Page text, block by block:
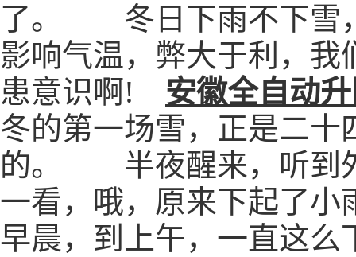
了。 冬日下雨不下雪
影响气温，弊大于利，我
患意识啊! 安徽全自动
冬的第一场雪，正是二
的。 半夜醒来，听到
一看，哦，原来下起了小
早晨，到上午，一直这么